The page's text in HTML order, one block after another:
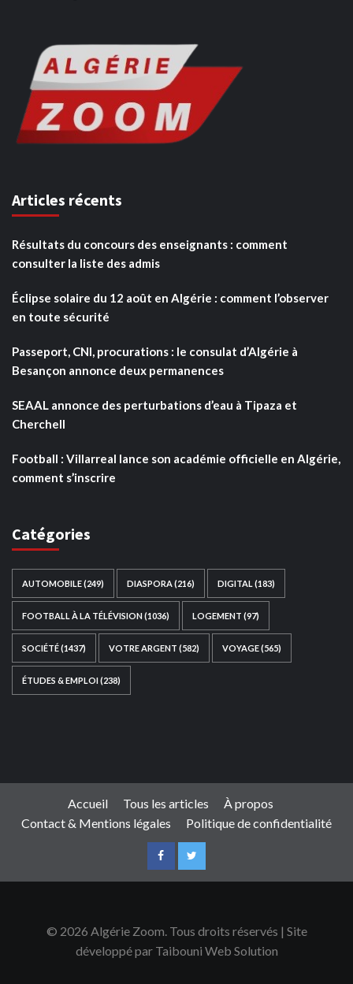
Articles récents
Résultats du concours des enseignants : comment
consulter la liste des admis
Éclipse solaire du 12 août en Algérie : comment l’observer
en toute sécurité
Passeport, CNI, procurations : le consulat d’Algérie à
Besançon annonce deux permanences
SEAAL annonce des perturbations d’eau à Tipaza et
Cherchell
Football : Villarreal lance son académie officielle en Algérie,
comment s’inscrire
Catégories
AUTOMOBILE(249) DIASPORA (216) DIGITAL (183)
FOOTBALL À LA TÉLÉVISION(1036) LOGEMENT (97)
SOCIÉTÉ(1437) VOTRE ARGENT (582) VOYAGE(565)
ÉTUDES & EMPLOI(238)
Accueil Tous les articles
À propos
Contact & Mentions légales
Politique de confidentialité
© 2026 Algérie Zoom. Tous droits réservés | Site
développé par Taibouni Web Solution